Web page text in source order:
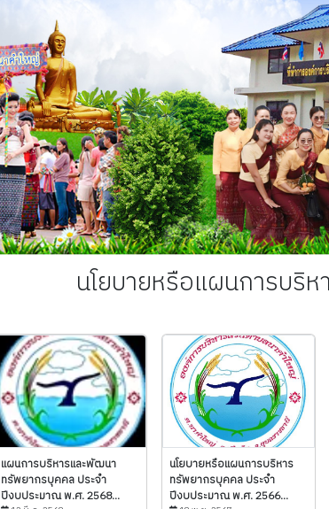
นโยบายหรือแผนการบ
แผนการบริหารและพัฒนา
ทรัพยากรบุคคล ประจำ
ปีงบประมาณ พ.ศ. 2568...
นโยบายหรือแผนการบริหาร
ทรัพยากรบุคคล ประจำ
ปีงบประมาณ พ.ศ. 2566...